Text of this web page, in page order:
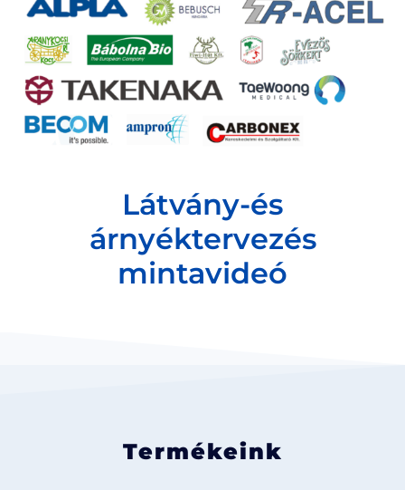
Látvány-és
árnyéktervezés
mintavideó
Termékeink